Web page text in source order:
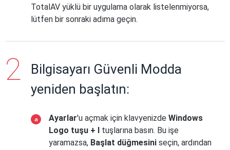
TotalAV yüklü bir uygulama olarak listelenmiyorsa,
lütfen bir sonraki adıma geçin.
Bilgisayarı Güvenli Modda
yeniden başlatın:
Ayarlar'u açmak için klavyenizde Windows
Logo tuşu + I tuşlarına basın. Bu işe
yaramazsa, Başlat düğmesini seçin, ardından